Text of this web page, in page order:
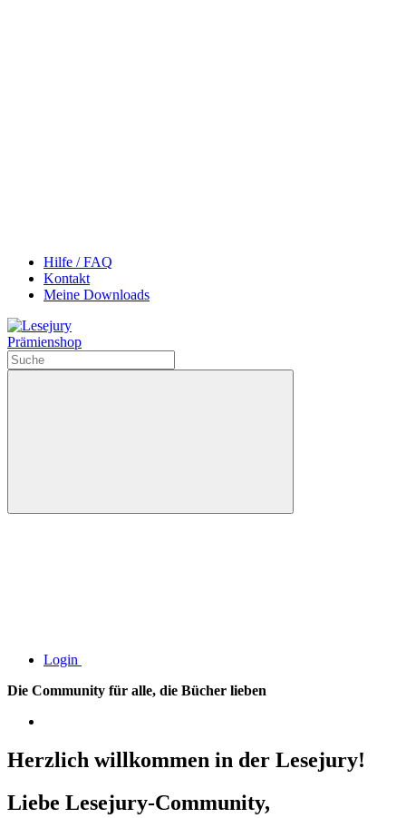
Hilfe / FAQ
Kontakt
Meine Downloads
Prämienshop
Login
Die Community für alle, die Bücher lieben
Herzlich willkommen in der Lesejury!
Liebe Lesejury-Community,